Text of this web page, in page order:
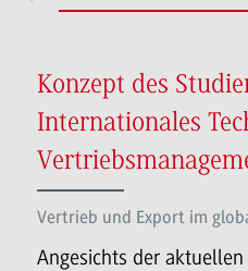
Konzept des
Internationales
Vertrieb und Export im
Angesichts der